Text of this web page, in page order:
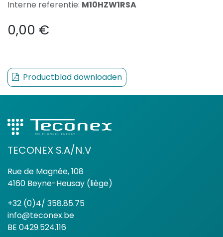
Interne referentie: M10HZW1RSA
0,00 €
Productblad downloaden
TECONEX S.A/N.V
Rue de Magnée, 108
4160 Beyne-Heusay (liège)
+32 (0)4/ 358.85.75
info@teconex.be
BE 0429.524.116